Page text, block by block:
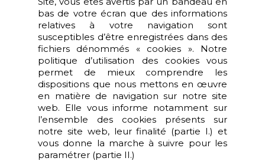
bas de votre écran que des informations
relatives à votre navigation sont
susceptibles d’être enregistrées dans des
fichiers dénommés « cookies ». Notre
politique d’utilisation des cookies vous
permet de mieux comprendre les
dispositions que nous mettons en œuvre
en matière de navigation sur notre site
web. Elle vous informe notamment sur
l’ensemble des cookies présents sur
notre site web, leur finalité (partie I.) et
vous donne la marche à suivre pour les
paramétrer (partie II.)